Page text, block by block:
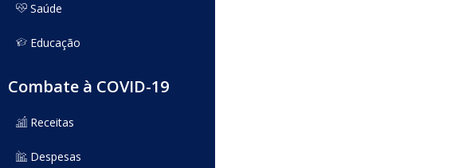
Saúde
Educação
Combate à COVID-19
Receitas
Despesas